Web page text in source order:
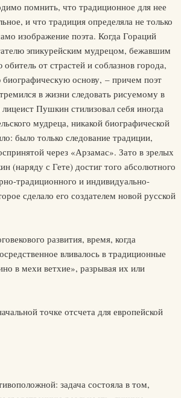
помнить, что традиционное для нее
и что традиция определяла не только
изображение поэта. Когда Гораций
эпикурейским мудрецом, бежавшим
от страстей и соблазнов города,
основу, – причем поэт
в жизни следовать рисуемому в
Пушкин стилизовал себя иногда
мудреца, никакой биографической
было только следование традиции,
через «Арзамас». Зато в зрелых
(наряду с Гете) достиг того абсолютного
традиционного и индивидуально-
сделало его создателем новой русской
развития, время, когда
вливалось в традиционные
в мехи ветхие», разрывая их или
точке отсчета для европейской
задача состояла в том,